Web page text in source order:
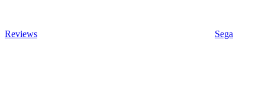
Reviews Sega